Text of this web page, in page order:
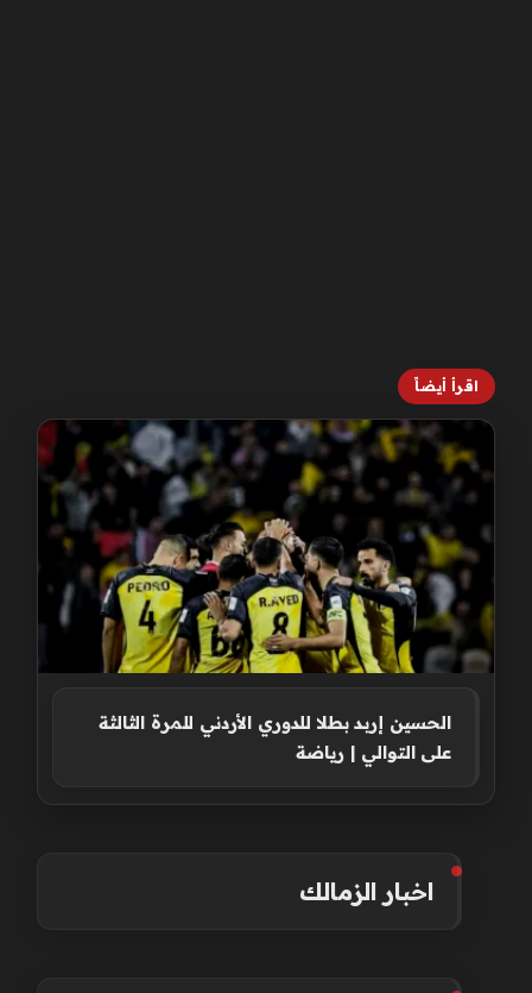
اقرأ أيضاً
الحسين إربد بطلا للدوري الأردني للمرة الثالثة
على التوالي | رياضة
اخبار الزمالك